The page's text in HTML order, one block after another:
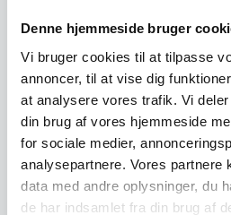
Denne hjemmeside bruger
Vi bruger cookies til at tilpasse
annoncer, til at vise dig
at analysere vores trafik. Vi
din brug af vores hjemmeside
for sociale medier,
analysepartnere. Vores partnere
data med andre oplysninger, du
de har indsamlet fra din brug af
Tag skridtet mod en
Bestil dit unikke spejl nu og
kan forvandle dit hjem til
Specifikationer:
Materiale : Glas
Størrelse
: 40×80 /
Facetkant : Ja